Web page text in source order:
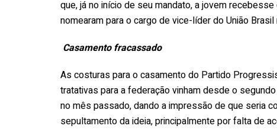
que, já no início de seu mandato, a jovem
nomearam para o cargo de vice-líder do União Brasil
Casamento fracassado
As costuras para o casamento do Partido
tratativas para a federação vinham desde o
no mês passado, dando a impressão de que seria
sepultamento da ideia, principalmente por falta de